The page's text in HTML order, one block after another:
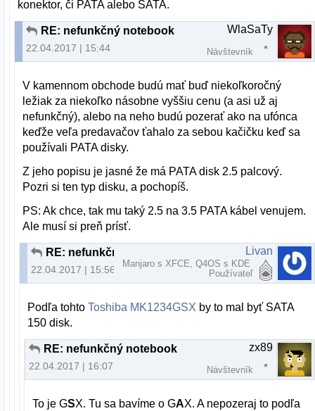
konektor, či PATA alebo SATA.
RE: nefunkčný notebook
22.04.2017 | 15:44
WlaSaTy
Návštevník
V kamennom obchode budú mať buď niekoľkoročný
ležiak za niekoľko násobne vyššiu cenu (a asi už aj
nefunkčný), alebo na neho budú pozerať ako na ufónca
keďže veľa predavačov ťahalo za sebou kačičku keď sa
používali PATA disky.
Z jeho popisu je jasné že má PATA disk 2.5 palcový.
Pozri si ten typ disku, a pochopíš.
PS: Ak chce, tak mu taký 2.5 na 3.5 PATA kábel venujem.
Ale musí si preň prísť.
RE: nefunkčný notebook
22.04.2017 | 15:56
Livan
Manjaro s XFCE, Q4OS s KDE
Používateľ
Podľa tohtoToshiba MK1234GSX by to mal byť SATA
150 disk.
RE: nefunkčný notebook
22.04.2017 | 16:07
zx89
Návštevník
To je GSX. Tu sa bavíme o GAX. A nepozeraj to podľa